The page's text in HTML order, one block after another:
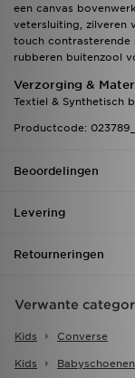
een canvas
vetersluiting, zilveren
touch contrasterende
rubberen buitenzool
Verzorging &
Textiel & Synthetisch
Productcode:
Beoordelingen
Levering
Retourneringen
Verwante
Kids Converse
Kids